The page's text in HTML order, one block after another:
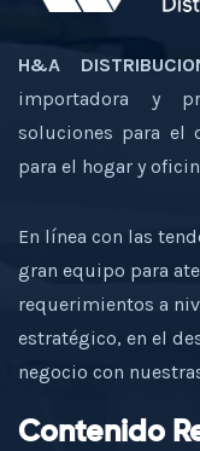
H&A
importadora y
soluciones para el
para el hogar y
En línea con las
gran equipo para
requerimientos a
estratégico, en el
negocio con
Contenido